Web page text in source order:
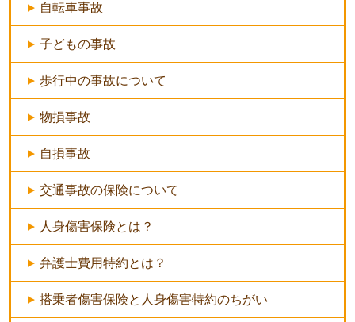
自転車事故
子どもの事故
歩行中の事故について
物損事故
自損事故
交通事故の保険について
人身傷害保険とは？
弁護士費用特約とは？
搭乗者傷害保険と人身傷害特約のちがい